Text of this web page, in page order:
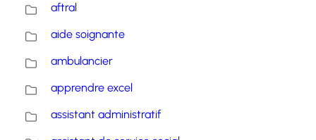
aftral
aide soignante
ambulancier
apprendre excel
assistant administratif